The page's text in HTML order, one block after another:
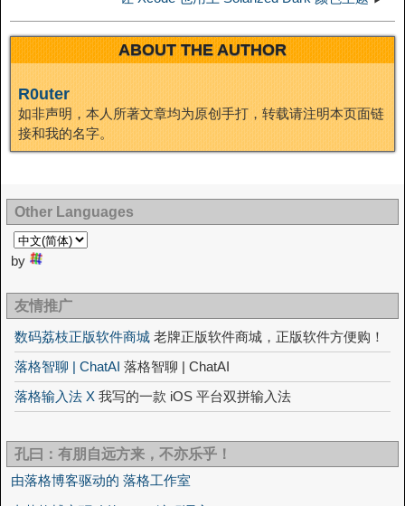
ABOUT THE AUTHOR
R0uter
如非声明，本人所著文章均为原创手打，转载请注明本页面链
接和我的名字。
Other Languages
by
友情推广
数码荔枝正版软件商城 老牌正版软件商城，正版软件方便购！
落格智聊 | ChatAI 落格智聊 | ChatAI
落格输入法 X 我写的一款 iOS 平台双拼输入法
孔曰：有朋自远方来，不亦乐乎！
由落格博客驱动的 落格工作室